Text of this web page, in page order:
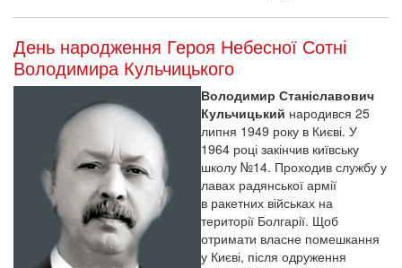
День народження Героя Небесної Сотні
Володимира Кульчицького
Володимир Станіславович
Кульчицький народився 25
липня 1949 року в Києві. У
1964 році закінчив київську
школу №14. Проходив службу у
лавах радянської армії
в ракетних військах на
території Болгарії. Щоб
отримати власне помешкання
у Києві, після одруження